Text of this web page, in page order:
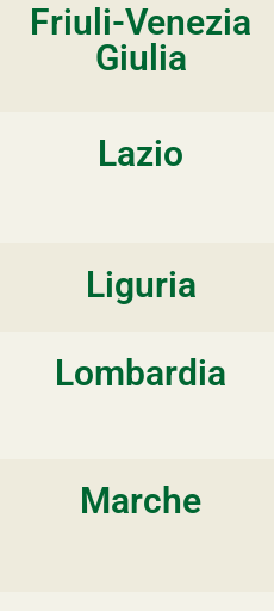
Friuli-Venezia
Giulia
Lazio
Liguria
Lombardia
Marche